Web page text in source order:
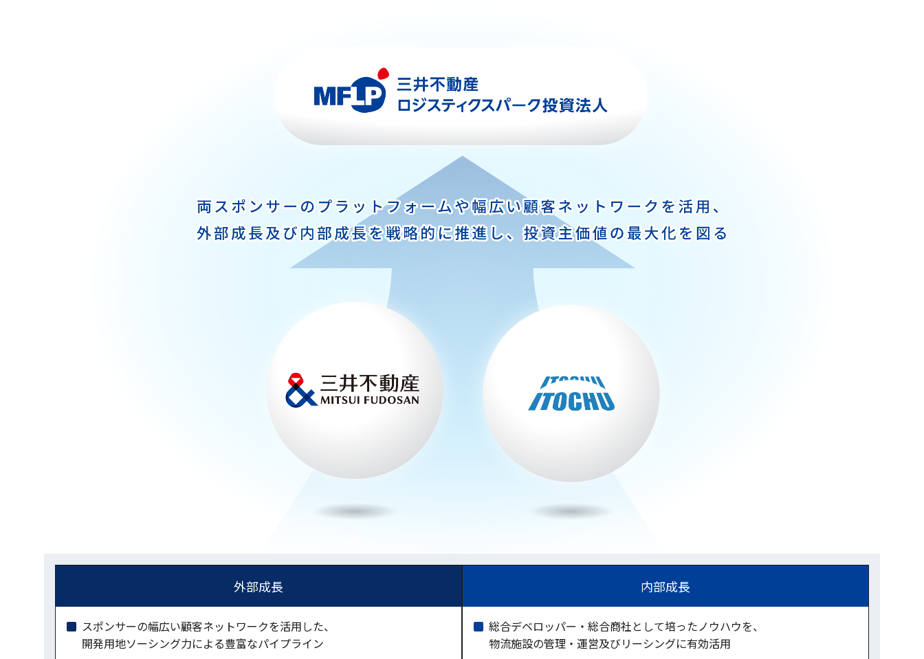
外部成長
スポンサーの幅広い顧客ネットワークを活用した、
開発用地ソーシング力による豊富なパイプライン
内部成長
総合デベロッパー・総合商社として培ったノウハウを、
物流施設の管理・運営及びリーシングに有効活用